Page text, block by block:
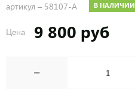
артикул – 58107-A В НАЛИЧИИ
Цена 9 800 руб